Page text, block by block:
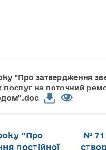
"Про затвердження
послуг на поточний
"Про
постійної
№ 71